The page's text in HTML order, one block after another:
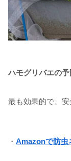
ハモグリバエの
最も効果的で、安
・ Amazonで防虫